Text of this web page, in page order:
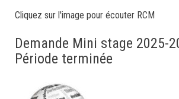
Cliquez sur l'image pour écouter RCM
Demande Mini stage 2025-
Période terminée